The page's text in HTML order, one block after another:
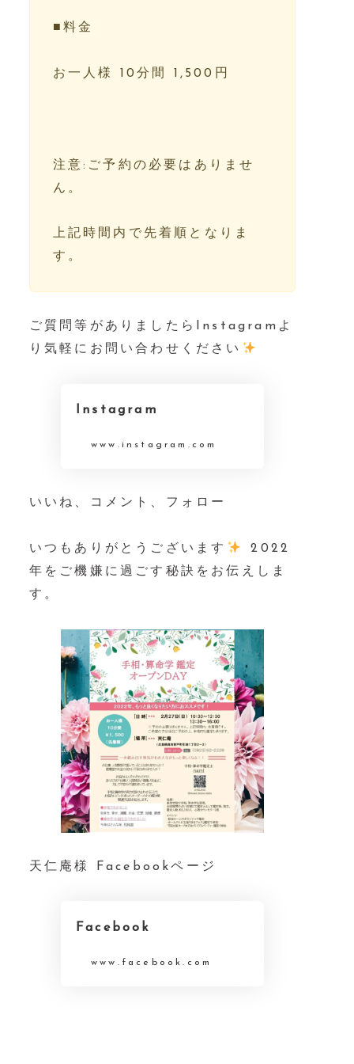
■料金⁡⁡⁡⁡
お一人様 10分間 1,500円⁡⁡⁡⁡
注意:ご予約の必要はありませ
ん。⁡⁡⁡⁡
上記時間内で先着順となりま
す。⁡⁡⁡⁡
ご質問等がありましたらInstagramよ
り気軽にお問い合わせください
Instagram
www.instagram.com
いいね、コメント、フォロー⁡⁡⁡⁡
いつもありがとうございます
⁡⁡⁡⁡2022
年をご機嫌に過ごす秘訣をお伝えしま
す。
天仁庵様 Facebookページ
Facebook
www.facebook.com